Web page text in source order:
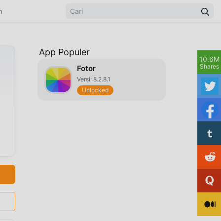
App Populer
Fotor
Versi: 8.2.8.1
Unlocked
10.6M
Shares